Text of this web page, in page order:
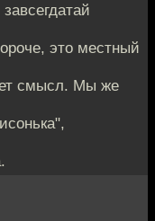
это местный
смысл. Мы же